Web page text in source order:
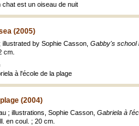
est un oiseau de nuit
(2005)
by Sophie Casson, Gabby's school
cm.
à l'école de la plage
(2004)
; illustrations, Sophie Casson, Gabriela à
en coul. ; 20 cm.